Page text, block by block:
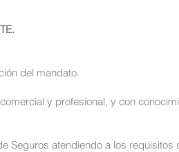
del mandato.
y profesional, y con
Seguros atendiendo a los